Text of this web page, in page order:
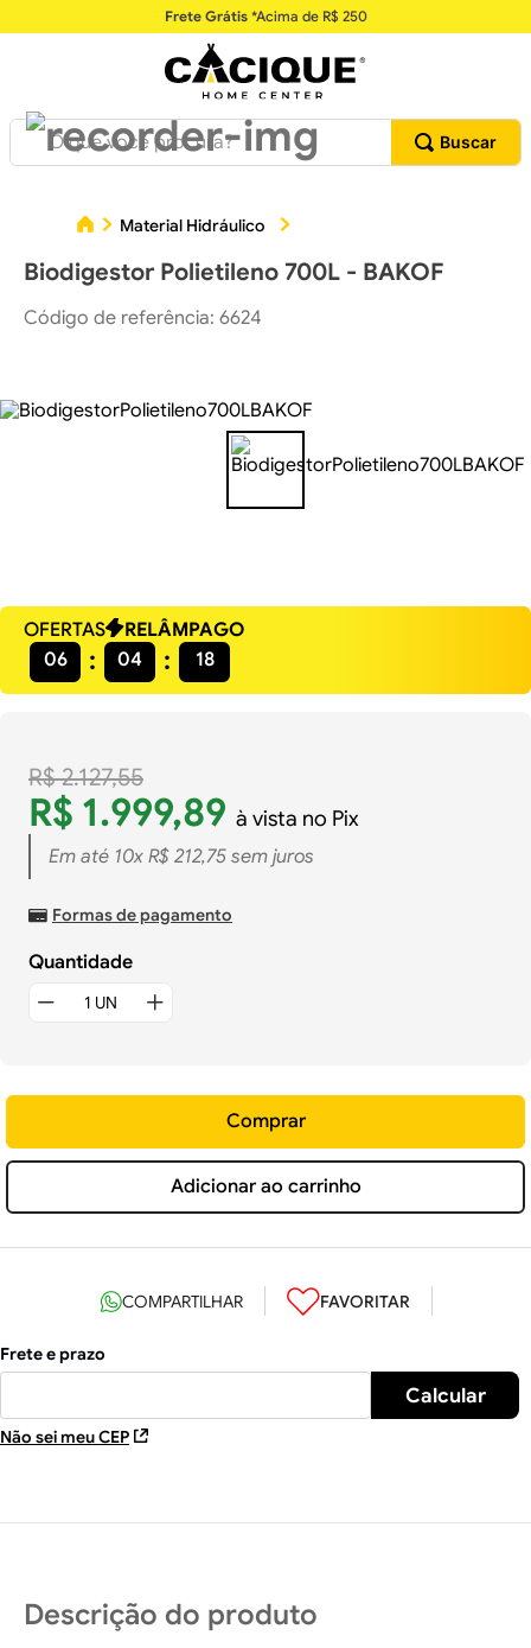
Frete Grátis*Acima de R$ 250
O que você procura?
Material Hidráulico
Biodigestor Polietileno 700L - BAKOF
Código de referência: 6624
OFERTAS
RELÂMPAGO
06
04 18
R$ 2.127,55
R$ 1.999,89 à vista no Pix
Em até 10x R$ 212,75sem juros
Formas de pagamento
Quantidade
Adicionar ao carrinho
Comprar
Não sei meu CEP
Descrição do produto